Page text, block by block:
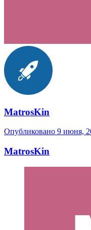
MatrosKin
Опубликовано 9 июня,
MatrosKin